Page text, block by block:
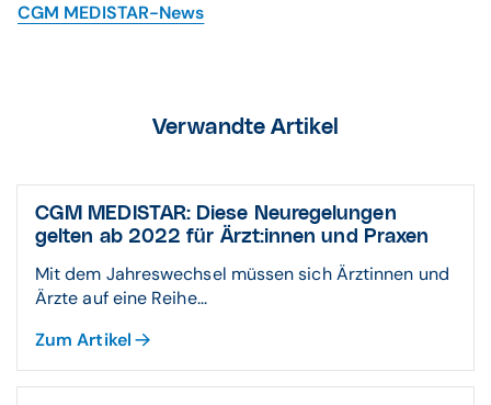
CGM MEDISTAR-News
Verwandte Artikel
CGM MEDISTAR: Diese Neuregelungen
gelten ab 2022 für Ärzt:innen und Praxen
Mit dem Jahreswechsel müssen sich Ärztinnen und
Ärzte auf eine Reihe...
Zum Artikel